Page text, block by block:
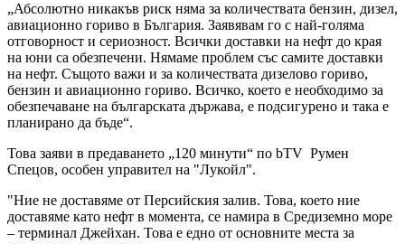
„Абсолютно никакъв риск няма за количествата бензин, дизел,
авиационно гориво в България. Заявявам го с най-голяма
отговорност и сериозност. Всички доставки на нефт до края
на юни са обезпечени. Нямаме проблем със самите доставки
на нефт. Същото важи и за количествата дизелово гориво,
бензин и авиационно гориво. Всичко, което е необходимо за
обезпечаване на българската държава, е подсигурено и така е
планирано да бъде“.
Това заяви в предаването „120 минути“ по bTV Румен
Спецов, особен управител на "Лукойл".
"Ние не доставяме от Персийския залив. Това, което ние
доставяме като нефт в момента, се намира в Средиземно море
– терминал Джейхан. Това е едно от основните места за